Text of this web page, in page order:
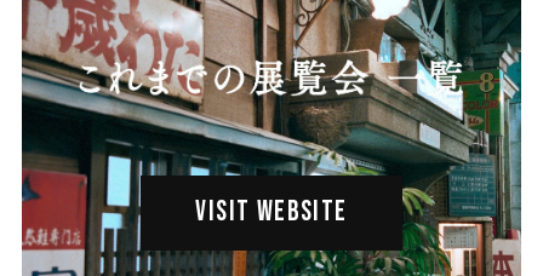
VISIT WEBSITE